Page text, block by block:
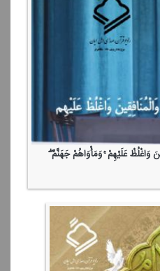
وَاغْلُظْ عَلَیْهِمْ ۚ وَمَأْوَاهُمْ جَهَنَّمُ